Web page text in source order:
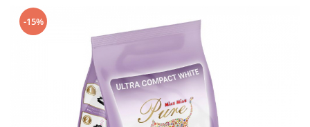
Diete Veterinare Câini
Uscată
Recompense Câini
-15%